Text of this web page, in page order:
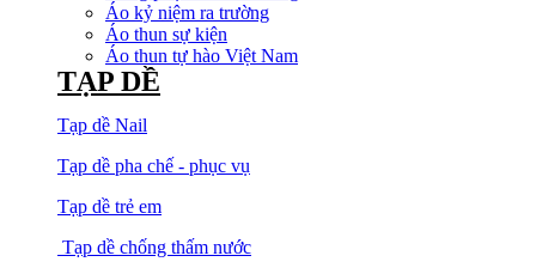
Áo kỷ niệm ra trường
Áo thun sự kiện
Áo thun tự hào Việt Nam
TẠP DỀ
Tạp dề Nail
Tạp dề pha chế - phục vụ
Tạp dề trẻ em
Tạp dề chống thấm nước